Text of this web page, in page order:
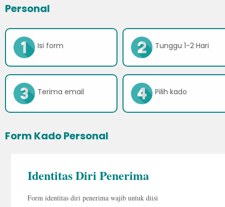
Personal
Isi form Tunggu 1-2 Hari
Terima email Pilih kado
Form Kado Personal
Identitas Diri Penerima
Form identitas diri penerima wajib untuk diisi